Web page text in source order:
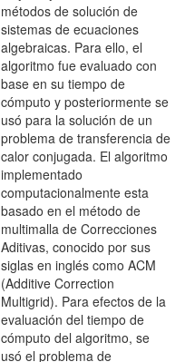
métodos de solución de
sistemas de ecuaciones
algebraicas. Para ello, el
algoritmo fue evaluado con
base en su tiempo de
cómputo y posteriormente se
usó para la solución de un
problema de transferencia de
calor conjugada. El algoritmo
implementado
computacionalmente esta
basado en el método de
multimalla de Correcciones
Aditivas, conocido por sus
siglas en inglés como ACM
(Additive Correction
Multigrid). Para efectos de la
evaluación del tiempo de
cómputo del algoritmo, se
usó el problema de